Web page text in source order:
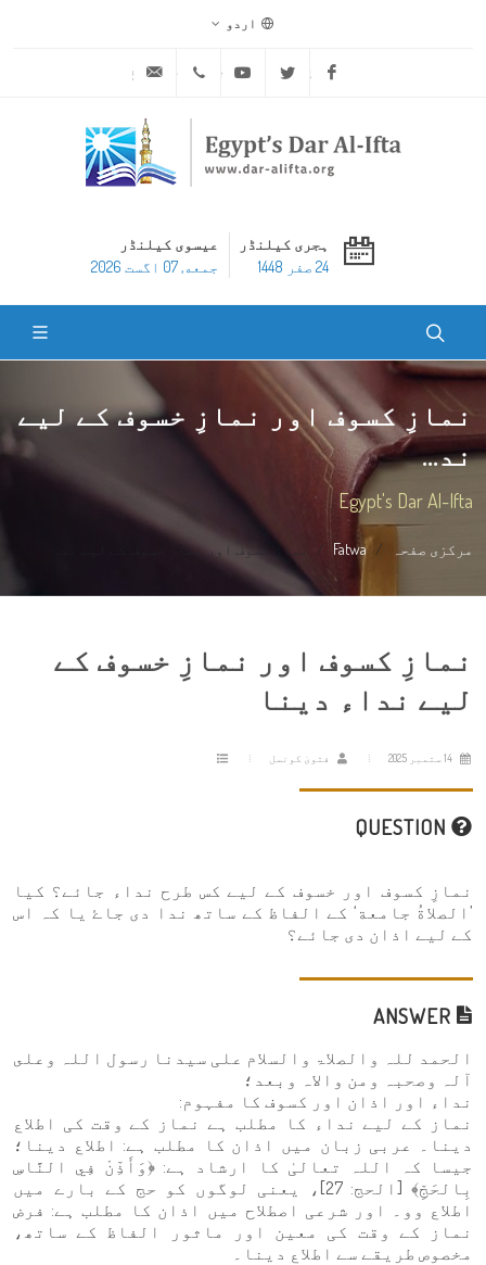
اردو
Facebook
Twitter
Youtube
ہجری کیلنڈر
24 صفر 1448
عیسوی کیلنڈر
جمعه, 07 اگست 2026
نمازِ کسوف اور نمازِ خسوف کے لیے
ند...
Egypt's Dar Al-Ifta
مرکزی صفحہ Fatwa نمازِ کسوف اور نمازِ خسوف کے لیے ند...
نمازِ کسوف اور نمازِ خسوف کے
لیے نداء دینا
فتویٰ کونسل
نمازِ کسوف اور خسوف کے لیے کس طرح نداء جائے؟ کیا
’الصلاةُ جامعة‘ کے الفاظ کے ساتھ ندا دی جاۓ یا کہ اس
کے لیے اذان دی جائے؟
الحمد للہ والصلاۃ والسلام علی سیدنا رسول اللہ وعلى
آلہ وصحبہ ومن والاہ وبعد؛
نداء اور اذان اور کسوف کا مفہوم:
نماز کے لیے نداء کا مطلب ہے نماز کے وقت کی اطلاع
دینا۔ عربی زبان میں اذان کا مطلب ہے: اطلاع دینا؛
جیسا کہ اللہ تعالیٰ کا ارشاد ہے: ﴿وَأَذِّنْ فِي النَّاسِ
بِالحَجِّ﴾ [الحج: 27]، یعنی لوگوں کو حج کے بارے میں
اطلاع وو۔ اور شرعی اصطلاح میں اذان کا مطلب ہے: فرض
نماز کے وقت کی معین اور ماثور الفاظ کے ساتھ،
مخصوص طریقے سے اطلاع دینا۔